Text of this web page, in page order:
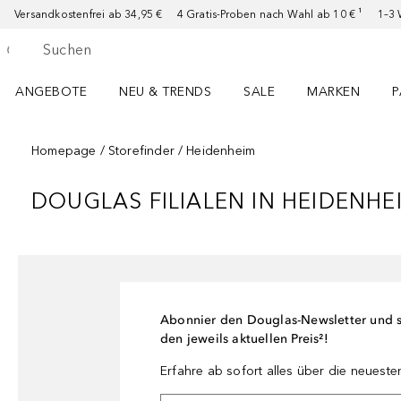
Versandkostenfrei ab 34,95 € 4 Gratis-Proben nach Wahl ab 10 € ¹ 1–3
ANGEBOTE
NEU & TRENDS
SALE
MARKEN
Homepage Storefinder Heidenheim
DOUGLAS FILIALEN IN
Abonnier den Douglas-Newsletter und
den jeweils aktuellen Preis²!
Erfahre ab sofort alles über die